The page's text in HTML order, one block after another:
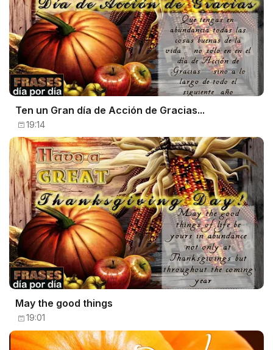
Ten un Gran día de Acción de Gracias...
19:14
May the good things
19:01